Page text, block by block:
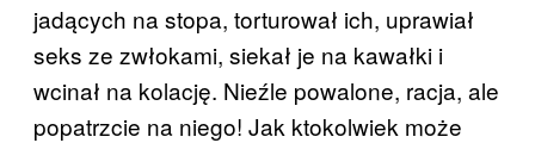
jadących na stopa, torturował ich, uprawiał
seks ze zwłokami, siekał je na kawałki i
wcinał na kolację. Nieźle powalone, racja, ale
popatrzcie na niego! Jak ktokolwiek może